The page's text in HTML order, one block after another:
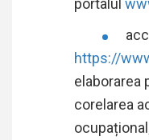
portalul
https://
elaborarea
corelarea